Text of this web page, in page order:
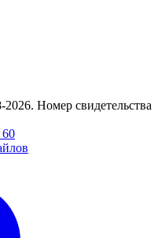
Номер свидетельства
60